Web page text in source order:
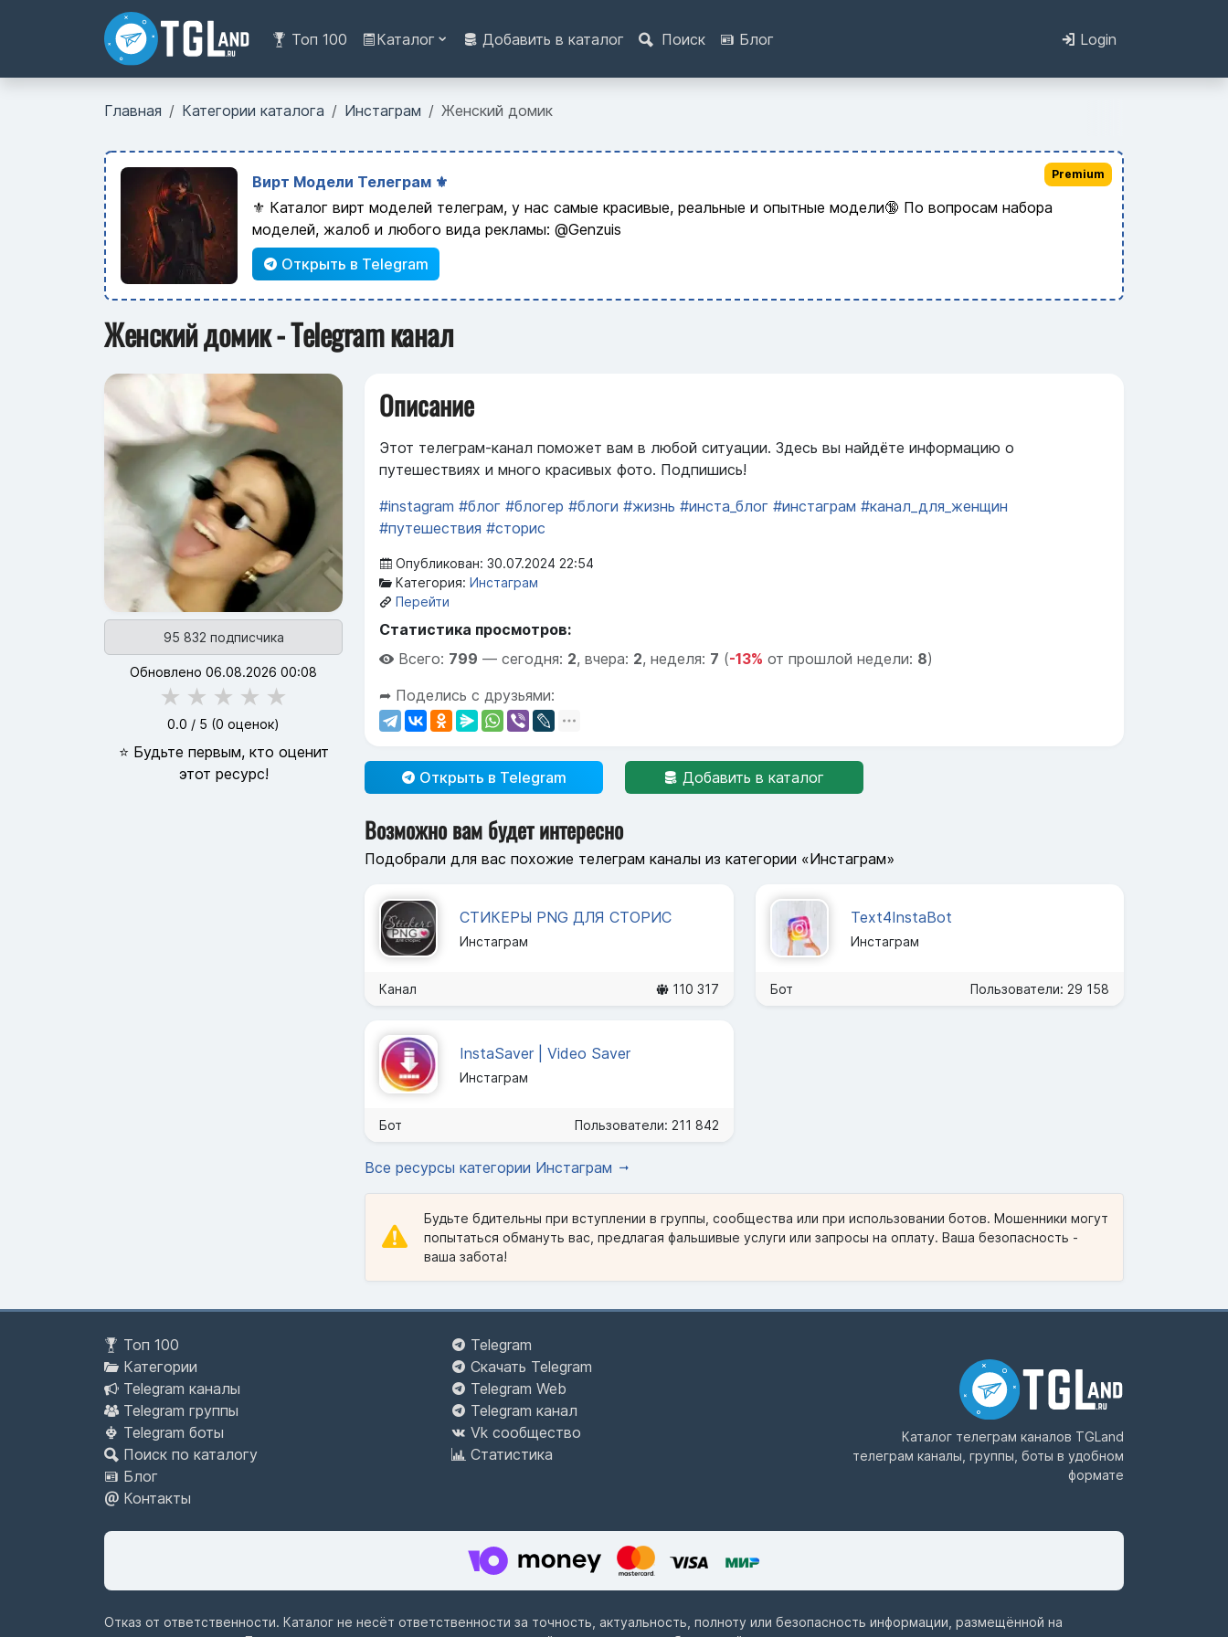
Топ 100 Каталог Добавить в каталог Поиск Блог Login
Главная Категории каталога Инстаграм Женский домик
Вирт Модели Телеграм ⚜️
⚜️ Каталог вирт моделей телеграм, у нас самые красивые, реальные и опытные модели🔞 По вопросам набора
моделей, жалоб и любого вида рекламы: @Genzuis
Открыть в Telegram
Premium
Женский домик - Telegram канал
95 832 подписчика
Обновлено 06.08.2026 00:08
★ ★ ★ ★ ★
0.0 / 5 (0 оценок)
⭐ Будьте первым, кто оценит
этот ресурс!
Описание
Этот телеграм-канал поможет вам в любой ситуации. Здесь вы найдёте информацию о
путешествиях и много красивых фото. Подпишись!
#instagram #блог #блогер #блоги #жизнь #инста_блог #инстаграм #канал_для_женщин
#путешествия #сторис
Опубликован: 30.07.2024 22:54
Категория: Инстаграм
Перейти
Статистика просмотров:
Всего: 799 — сегодня: 2, вчера: 2, неделя: 7 (-13% от прошлой недели: 8)
➦ Поделись с друзьями:
Открыть в Telegram Добавить в каталог
Возможно вам будет интересно
Подобрали для вас похожие телеграм каналы из категории «Инстаграм»
СТИКЕРЫ PNG ДЛЯ СТОРИС
Инстаграм
Канал 110 317
Text4InstaBot
Инстаграм
Бот Пользователи: 29 158
InstaSaver | Video Saver
Инстаграм
Бот Пользователи: 211 842
Все ресурсы категории Инстаграм
Будьте бдительны при вступлении в группы, сообщества или при использовании ботов. Мошенники могут
попытаться обмануть вас, предлагая фальшивые услуги или запросы на оплату. Ваша безопасность -
ваша забота!
Топ 100
Категории
Telegram каналы
Telegram группы
Telegram боты
Поиск по каталогу
Блог
Контакты
Telegram
Скачать Telegram
Telegram Web
Telegram канал
Vk сообщество
Статистика
Каталог телеграм каналов TGLand
телеграм каналы, группы, боты в удобном
формате
Отказ от ответственности. Каталог не несёт ответственности за точность, актуальность, полноту или безопасность информации, размещённой на